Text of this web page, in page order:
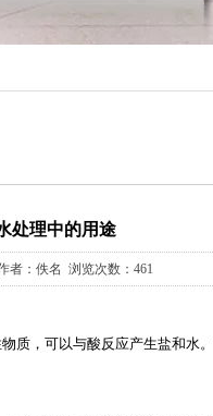
处理中的用途
：佚名 浏览次数：461
质，可以与酸反应产生盐和水